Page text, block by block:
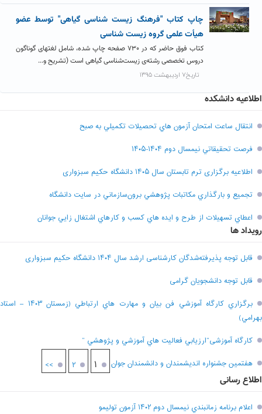
چاپ کتاب "فرهنگ زیست شناسی گیاهی" توسط عضو
هیأت علمی گروه زیست شناسی
کتاب فوق حاضر که در ۷۳۰ صفحه چاپ شده، شامل لغتهای گوناگون
دروس تخصصی رشته‌ی زیست‌شناسی گیاهی است (تشریح و...
تاریخ۷ اردیبهشت ۱۳۹۵
اطلاعیه دانشکده
انتقال ساعت امتحان آزمون هاي تحصيلات تکميلي به صبح
فرصت تحقيقاتي نیمسال دوم ۱۴۰۴-۱۴۰۵
اطلاعیه برگزاری ترم تابستان سال ۱۴۰۵ دانشگاه حکیم سبزواری
تجميع و بارگذاري مکاتبات پژوهشي برون‌سازماني در سايت دانشگاه
اعطاي تسهيلات از طرح و ايده هاي کسب و کارهاي اشتغال زايي جوانان
رویداد ها
قابل توجه پذیرفته‌شدگان کارشناسی ارشد سال ۱۴۰۴ دانشگاه حکیم سبزواری
قابل توجه دانشجویان گرامی
برگزاري کارگاه آموزشي فن بيان و مهارت هاي ارتباطي (زمستان ۱۴۰۳ – استاد
بهرامي)
کارگاه آموزشی”ارزيابي فعاليت هاي آموزشي و پژوهشي “
هفتمين جشنواره انديشمندان و دانشمندان جوان
۱ ۲ >>
اطلاع رسانی
اعلام برنامه زمانبندي نيمسال دوم ۱۴۰۲ آزمون توليمو